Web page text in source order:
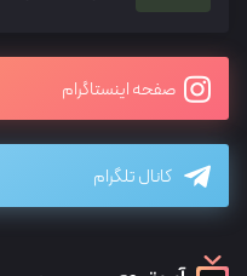
صفحه اینستاگرام
کانال تلگرام